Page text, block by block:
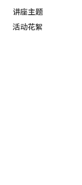
讲座主题
活动花絮